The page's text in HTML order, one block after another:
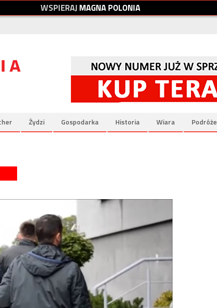
WSPIERAJMAGNAPOLONIA
Żydzi Gospodarka Historia Wiara Podróże